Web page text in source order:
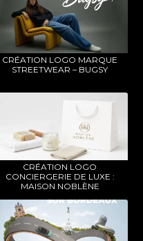
CRÉATION LOGO MARQUE
STREETWEAR – BUGSY
CRÉATION LOGO
CONCIERGERIE DE LUXE :
MAISON NOBLÈNE